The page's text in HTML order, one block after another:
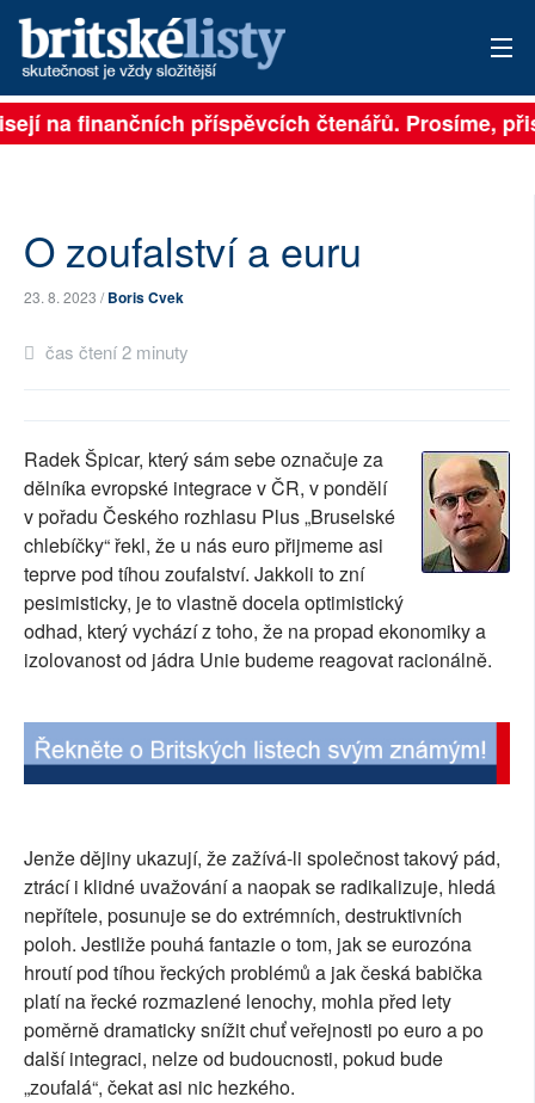
PŘIHLÁSIT
ARCHIV
ROZHOVORY
TÉMATA
AUTOŘI
PŘÍSPĚVKY NA PROVOZ
SOCIÁLNÍ SÍTĚ
RUBRIKY
PLNÁ VERZE STRÁNEK
na finančních příspěvcích čtenářů. Prosíme,
O zoufalství a euru
23. 8. 2023 /Boris Cvek
čas čtení 2 minuty
Radek Špicar, který sám sebe označuje za
dělníka evropské integrace v ČR, v pondělí
v pořadu Českého rozhlasu Plus „Bruselské
chlebíčky“ řekl, že u nás euro přijmeme asi
teprve pod tíhou zoufalství. Jakkoli to zní
pesimisticky, je to vlastně docela optimistický
odhad, který vychází z toho, že na propad ekonomiky a
izolovanost od jádra Unie budeme reagovat racionálně.
Jenže dějiny ukazují, že zažívá-li společnost takový pád,
ztrácí i klidné uvažování a naopak se radikalizuje, hledá
nepřítele, posunuje se do extrémních, destruktivních
poloh. Jestliže pouhá fantazie o tom, jak se eurozóna
hroutí pod tíhou řeckých problémů a jak česká babička
platí na řecké rozmazlené lenochy, mohla před lety
poměrně dramaticky snížit chuť veřejnosti po euro a po
další integraci, nelze od budoucnosti, pokud bude
„zoufalá“, čekat asi nic hezkého.